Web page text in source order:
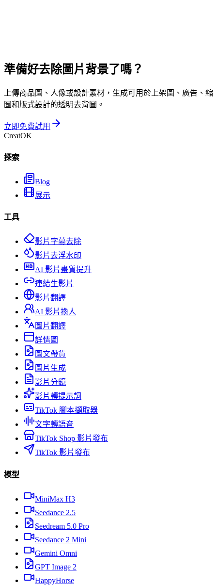
準備好去除圖片背景了嗎？
上傳商品圖、人像或設計素材，生成可用於上架圖、廣告、縮
圖和版式設計的透明去背圖。
立即免費試用
CreatOK
探索
Blog
展示
工具
影片字幕去除
影片去浮水印
AI 影片畫質提升
連結生影片
影片翻譯
AI 影片換人
圖片翻譯
詳情圖
圖文帶貨
圖片生成
影片分鏡
影片轉提示詞
TikTok 腳本擷取器
文字轉語音
TikTok Shop 影片發布
TikTok 影片發布
模型
MiniMax H3
Seedance 2.5
Seedream 5.0 Pro
Seedance 2 Mini
Gemini Omni
GPT Image 2
HappyHorse